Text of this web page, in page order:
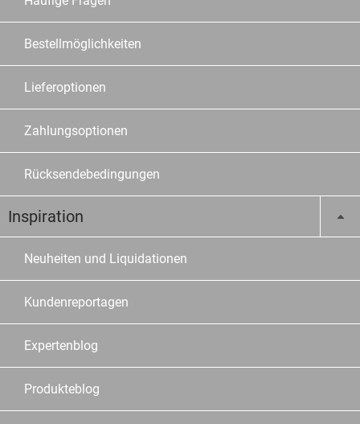
Bestellmöglichkeiten
Lieferoptionen
Zahlungsoptionen
Rücksendebedingungen
Inspiration
Neuheiten und Liquidationen
Kundenreportagen
Expertenblog
Produkteblog